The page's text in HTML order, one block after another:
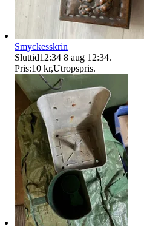
Smyckesskrin
Sluttid12:34 8 aug 12:34.
Pris:10 kr,Utropspris.